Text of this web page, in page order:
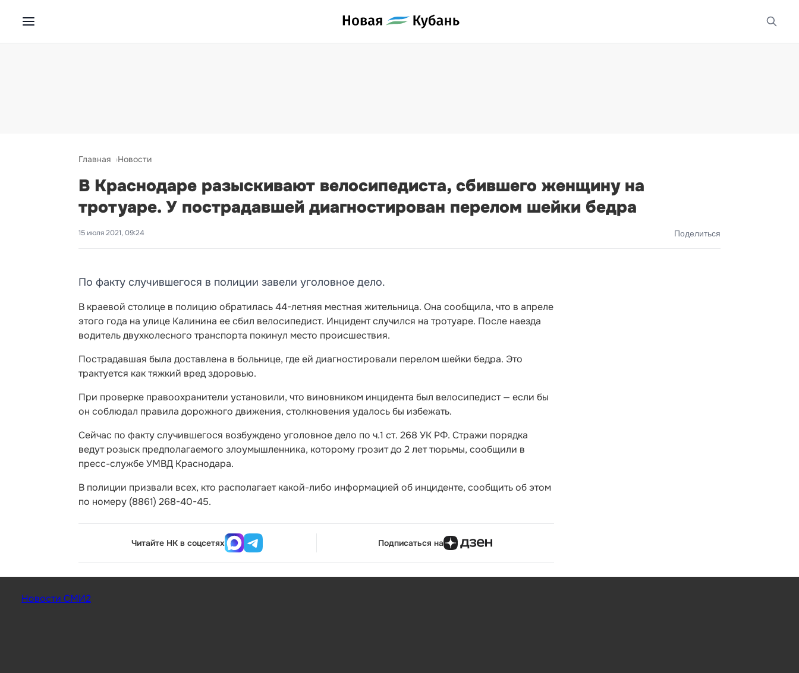
Главная Новости
В Краснодаре разыскивают велосипедиста, сбившего женщину на
тротуаре. У пострадавшей диагностирован перелом шейки бедра
15 июля 2021, 09:24 Поделиться
По факту случившегося в полиции завели уголовное дело.
В краевой столице в полицию обратилась 44-летняя местная жительница. Она сообщила, что в апреле
этого года на улице Калинина ее сбил велосипедист. Инцидент случился на тротуаре. После наезда
водитель двухколесного транспорта покинул место происшествия.
Пострадавшая была доставлена в больнице, где ей диагностировали перелом шейки бедра. Это
трактуется как тяжкий вред здоровью.
При проверке правоохранители установили, что виновником инцидента был велосипедист — если бы
он соблюдал правила дорожного движения, столкновения удалось бы избежать.
Сейчас по факту случившегося возбуждено уголовное дело по ч.1 ст. 268 УК РФ. Стражи порядка
ведут розыск предполагаемого злоумышленника, которому грозит до 2 лет тюрьмы, сообщили в
пресс-службе УМВД Краснодара.
В полиции призвали всех, кто располагает какой-либо информацией об инциденте, сообщить об этом
по номеру (8861) 268-40-45.
Читайте НК в соцсетях Подписаться на
Новости СМИ2